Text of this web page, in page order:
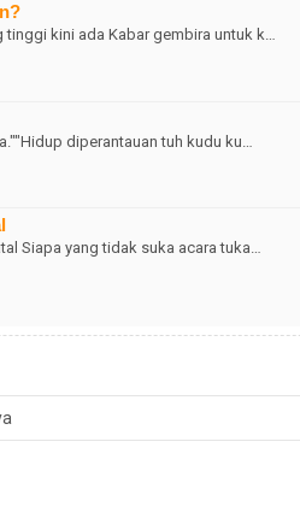
kini ada Kabar gembira untuk k…
diperantauan tuh kudu ku…
Siapa yang tidak suka acara tuka…